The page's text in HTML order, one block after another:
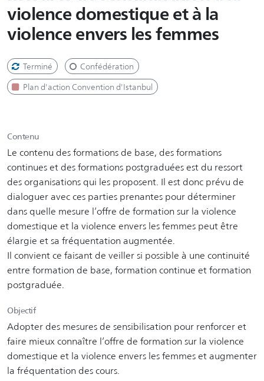
violence domestique et à la
violence envers les femmes
Terminé Confédération
Plan d'action Convention d'Istanbul
Contenu
Le contenu des formations de base, des formations
continues et des formations postgraduées est du ressort
des organisations qui les proposent. Il est donc prévu de
dialoguer avec ces parties prenantes pour déterminer
dans quelle mesure l’offre de formation sur la violence
domestique et la violence envers les femmes peut être
élargie et sa fréquentation augmentée.
Il convient ce faisant de veiller si possible à une continuité
entre formation de base, formation continue et formation
postgraduée.
Objectif
Adopter des mesures de sensibilisation pour renforcer et
faire mieux connaître l’offre de formation sur la violence
domestique et la violence envers les femmes et augmenter
la fréquentation des cours.